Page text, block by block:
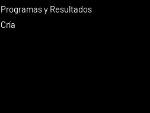
Programas y Resultados
Cría